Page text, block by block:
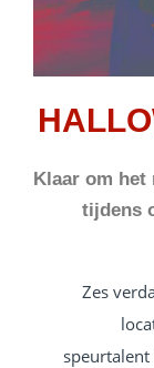
Klaar om
tijdens
Zes